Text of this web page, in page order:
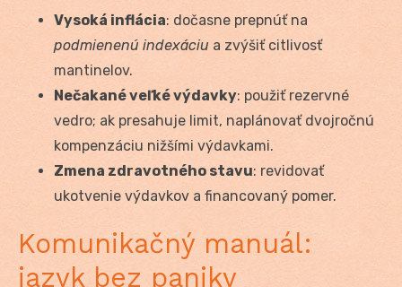
Vysoká inflácia: dočasne prepnúť na
podmienenú indexáciu a zvýšiť citlivosť
mantinelov.
Nečakané veľké výdavky: použiť rezervné
vedro; ak presahuje limit, naplánovať dvojročnú
kompenzáciu nižšími výdavkami.
Zmena zdravotného stavu: revidovať
ukotvenie výdavkov a financovaný pomer.
Komunikačný manuál:
jazyk bez paniky